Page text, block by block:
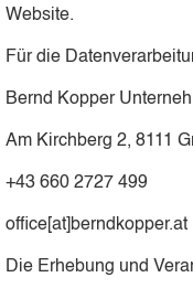
Website.
Für die
Bernd Kopper
Am Kirchberg 2, 8111
+43 660 2727 499
office[at]berndkopper.at
Die Erhebung und